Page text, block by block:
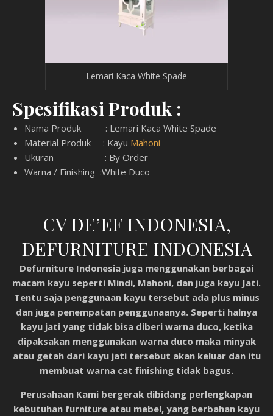
Lemari Kaca White Spade
Spesifikasi Produk :
Nama Produk : Lemari Kaca White Spade
Material Produk : Kayu Mahoni
Ukuran : By Order
Warna / Finishing :White Duco
CV DE’EF INDONESIA,
DEFURNITURE INDONESIA
Defurniture Indonesia juga menggunakan berbagai
macam kayu seperti Mindi, Mahoni, dan juga kayu Jati.
Tentu saja penggunaan kayu tersebut ada plus minus
dan juga penempatan penggunaanya. Seperti halnya
kayu jati yang tidak bisa diberi warna duco, ketika
dipaksakan menggunakan warna duco maka minyak
atau getah dari kayu jati tersebut akan keluar dan itu
membuat warna cat finishing tidak bagus.
Perusahaan Kami bergerak dibidang perlengkapan
kebutuhan furniture atau mebel, yang berbahan kayu